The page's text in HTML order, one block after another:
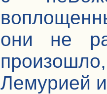
они не
Лемурией